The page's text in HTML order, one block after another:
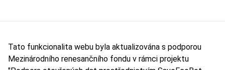
Tato funkcionalita webu byla aktualizována s podporou
Mezinárodního renesančního fondu v rámci projektu